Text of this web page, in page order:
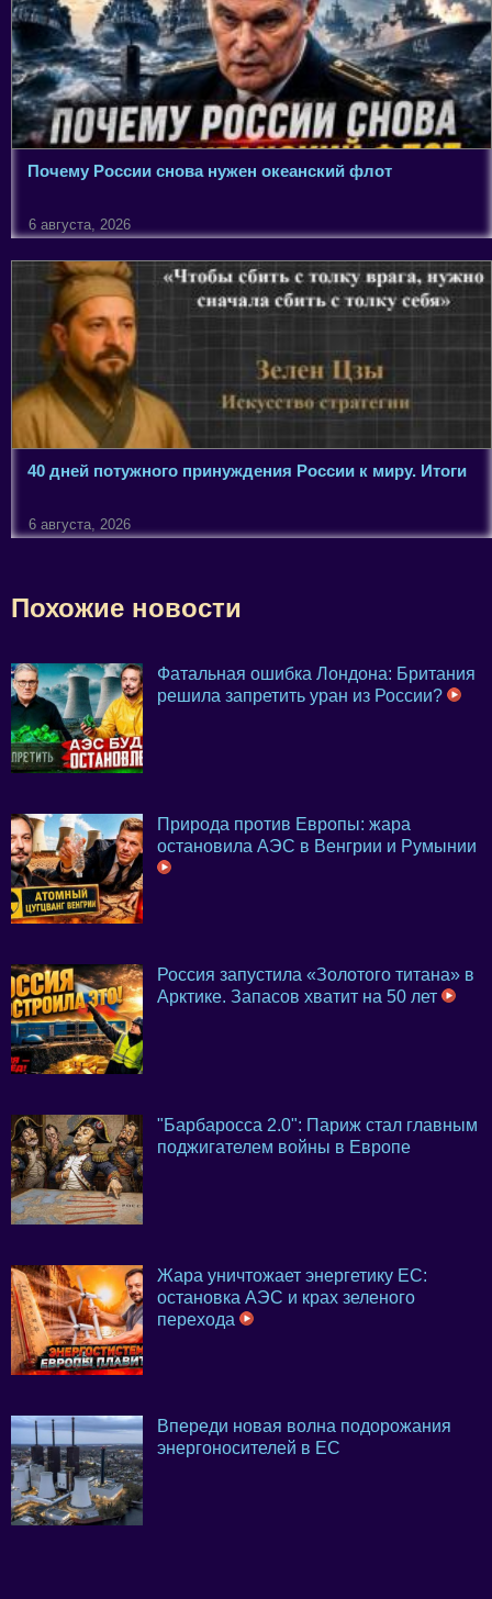
Почему России снова нужен океанский флот
6 августа, 2026
40 дней потужного принуждения России к миру. Итоги
6 августа, 2026
Похожие новости
Фатальная ошибка Лондона: Британия
решила запретить уран из России?
Природа против Европы: жара
остановила АЭС в Венгрии и Румынии
Россия запустила «Золотого титана» в
Арктике. Запасов хватит на 50 лет
"Барбаросса 2.0": Париж стал главным
поджигателем войны в Европе
Жара уничтожает энергетику ЕС:
остановка АЭС и крах зеленого
перехода
Впереди новая волна подорожания
энергоносителей в ЕС